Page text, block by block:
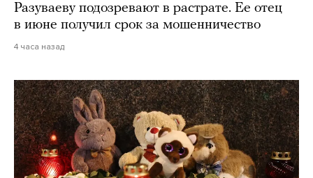
Разуваеву подозревают в растрате. Ее отец
в июне получил срок за мошенничество
4 часа назад